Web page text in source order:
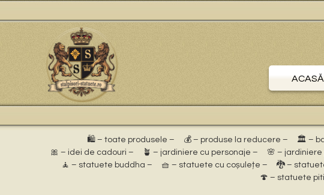
ACASĂ
🛍️ – toate produsele – 💰 – produse la reducere – 🏛 –
🎀 – idei de cadouri –
🪴 – jardiniere cu personaje – 🌸 – jardiniere
🧘 – statuete buddha –
🧺 – statuete cu coșulețe – 🐉 –
🍄 – statuete